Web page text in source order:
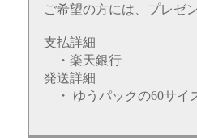
ご希望の方には、プレゼ
支払詳細
・楽天銀行
発送詳細
・ ゆうパックの60サイ